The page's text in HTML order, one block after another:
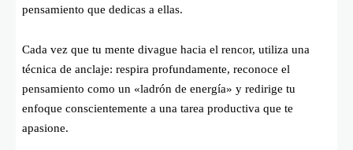
pensamiento que dedicas a ellas.
Cada vez que tu mente divague hacia el rencor, utiliza una
técnica de anclaje: respira profundamente, reconoce el
pensamiento como un «ladrón de energía» y redirige tu
enfoque conscientemente a una tarea productiva que te
apasione.